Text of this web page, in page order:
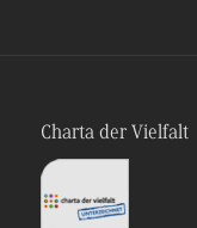
Charta der Vielfalt